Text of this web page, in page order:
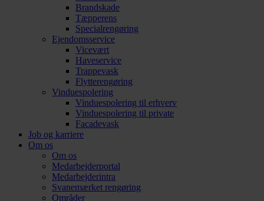
Brandskade
Tæpperens
Specialrengøring
Ejendomsservice
Vicevært
Haveservice
Trappevask
Flytterengøring
Vinduespolering
Vinduespolering til erhverv
Vinduespolering til private
Facadevask
Job og karriere
Om os
Om os
Medarbejderportal
Medarbejderintra
Svanemærket rengøring
Områder